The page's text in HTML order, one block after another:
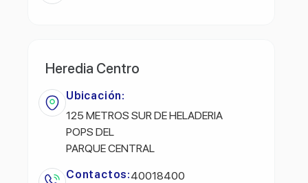
Heredia Centro
Ubicación:
125 METROS SUR DE HELADERIA
POPS DEL
PARQUE CENTRAL
Contactos:40018400